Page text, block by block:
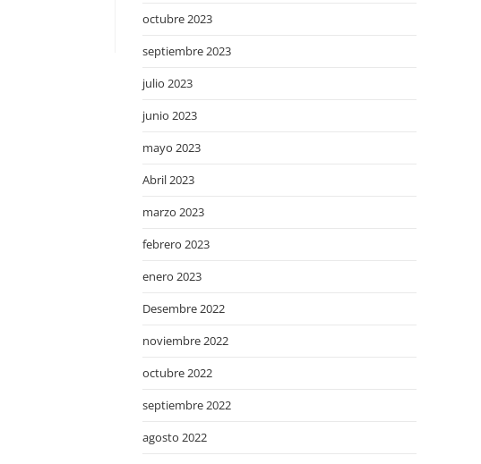
octubre 2023
septiembre 2023
julio 2023
junio 2023
mayo 2023
Abril 2023
marzo 2023
febrero 2023
enero 2023
Desembre 2022
noviembre 2022
octubre 2022
septiembre 2022
agosto 2022